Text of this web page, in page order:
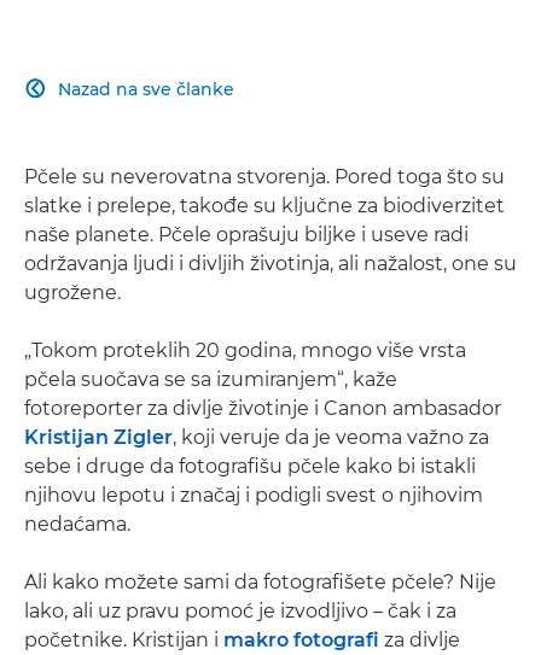
Nazad na sve članke

Pčele su neverovatna stvorenja. Pored toga što su
slatke i prelepe, takođe su ključne za biodiverzitet
naše planete. Pčele oprašuju biljke i useve radi
održavanja ljudi i divljih životinja, ali nažalost, one su
ugrožene.
„Tokom proteklih 20 godina, mnogo više vrsta
pčela suočava se sa izumiranjem“, kaže
fotoreporter za divlje životinje i Canon ambasador
Kristijan Zigler, koji veruje da je veoma važno za
sebe i druge da fotografišu pčele kako bi istakli
njihovu lepotu i značaj i podigli svest o njihovim
nedaćama.
Ali kako možete sami da fotografišete pčele? Nije
lako, ali uz pravu pomoć je izvodljivo – čak i za
početnike. Kristijan i makro fotografi za divlje